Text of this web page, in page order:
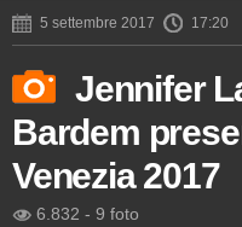
5 settembre 2017 17:20
Jennifer
Bardem
Venezia 2017
6.832 - 9 foto